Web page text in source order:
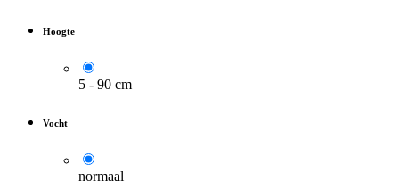
Hoogte
5 - 90 cm
Vocht
normaal